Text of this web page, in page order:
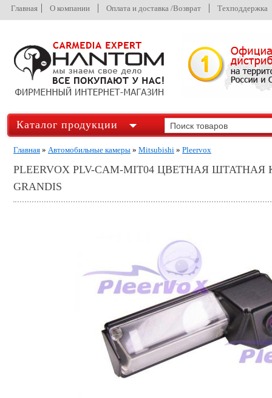
Главная О компании Оплата и доставка /Возврат Техподдержка
Каталог продукции
Главная » Автомобильные камеры » Mitsubishi » Pleervox
PLEERVOX PLV-CAM-MIT04 ЦВЕТНАЯ
GRANDIS